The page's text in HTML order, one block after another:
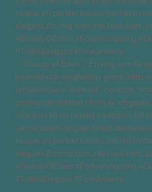
✨ Beauty of Eden ✨En ring som
mjukhet och evighetens glans. Med
briljantslipade diamant i centrum,
gnistrande detaljer i form av eleganta
tankarna till en hemlig trädgård i full
varma tonen av guld möter
skapar en perfekt balans mellan
elegans.En ring som inte bara bärs,
#BeautyOfEden #Förlovningsring
#TidlösElegans #FineJewelry